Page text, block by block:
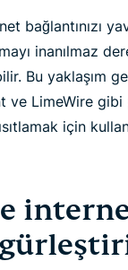
bağlantınızı
inanılmaz
Bu yaklaşım
ve LimeWire
için